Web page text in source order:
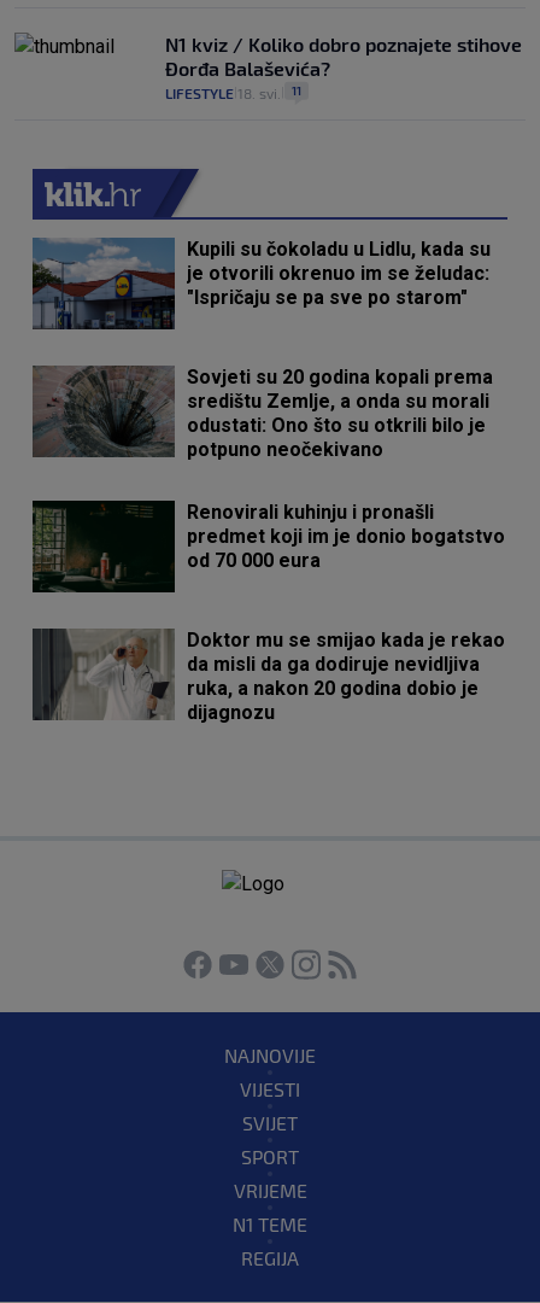
N1 kviz / Koliko dobro poznajete stihove
Đorđa Balaševića?
LIFESTYLE 18. svi. 11
Kupili su čokoladu u Lidlu, kada su
je otvorili okrenuo im se želudac:
"Ispričaju se pa sve po starom"
Sovjeti su 20 godina kopali prema
središtu Zemlje, a onda su morali
odustati: Ono što su otkrili bilo je
potpuno neočekivano
Renovirali kuhinju i pronašli
predmet koji im je donio bogatstvo
od 70 000 eura
Doktor mu se smijao kada je rekao
da misli da ga dodiruje nevidljiva
ruka, a nakon 20 godina dobio je
dijagnozu
NAJNOVIJE
VIJESTI
SVIJET
SPORT
VRIJEME
N1 TEME
REGIJA